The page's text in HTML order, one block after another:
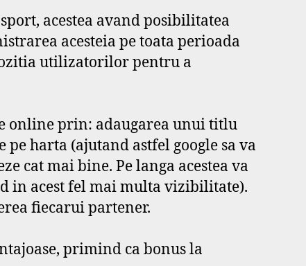
acestea avand posibilitatea
acesteia pe toata perioada
utilizatorilor pentru a
online prin: adaugarea unui titlu
harta (ajutand astfel google sa va
cat mai bine. Pe langa acestea va
in acest fel mai multa vizibilitate).
fiecarui partener.
primind ca bonus la